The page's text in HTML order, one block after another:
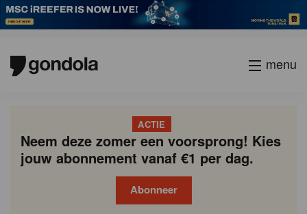
menu
ACTIE
Neem deze zomer een voorsprong! Kies
jouw abonnement vanaf €1 per dag.
Abonneer